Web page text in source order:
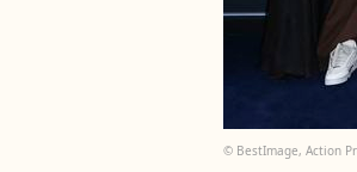
© BestImage, Action